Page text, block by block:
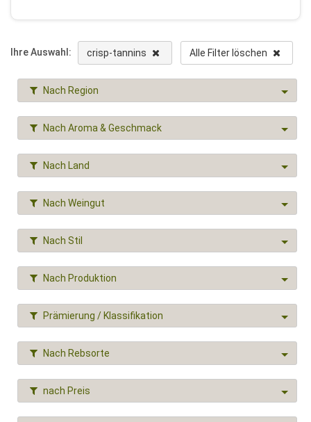
Ihre Auswahl: crisp-tannins Alle Filter löschen
Nach Region
Nach Aroma & Geschmack
Nach Land
Nach Weingut
Nach Stil
Nach Produktion
Prämierung / Klassifikation
Nach Rebsorte
nach Preis